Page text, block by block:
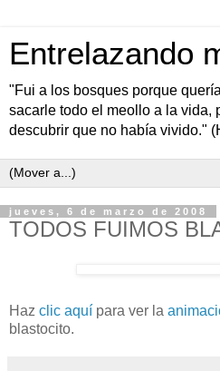
Entrelazando
"Fui a los bosques porque
sacarle todo el meollo a la vida,
descubrir que no había vivido."
jueves, 6 de marzo de 2008
TODOS FUIMOS
Haz clic aquí para ver la
blastocito.